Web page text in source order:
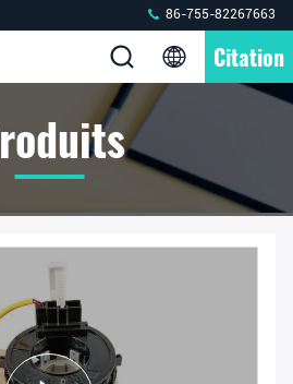
86-755-82267663
Citation